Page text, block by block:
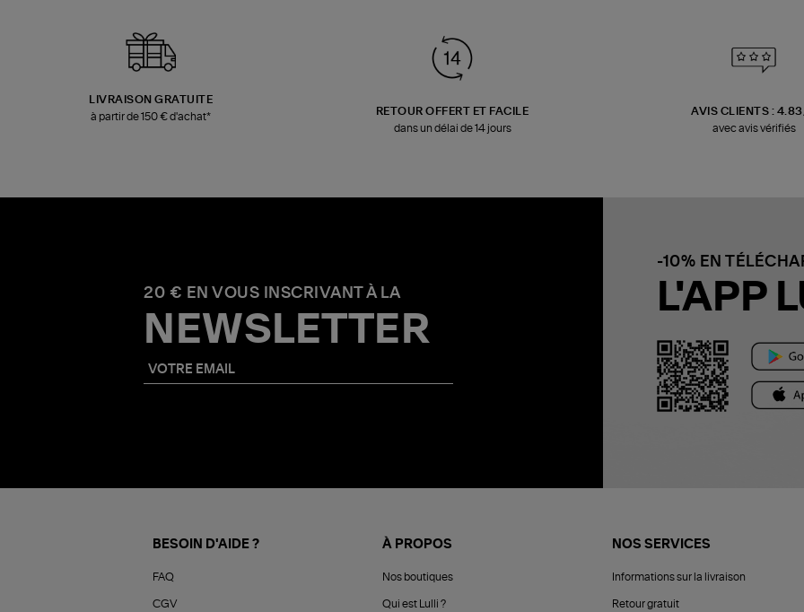
LIVRAISON GRATUITE
à partir de 150 € d'achat*
RETOUR OFFERT ET FACILE
dans un délai de 14 jours
AVIS CLIENTS :
avec avis vérifiés
20 € EN VOUS INSCRIVANT À LA
NEWSLETTER
-10% EN
L'APP
BESOIN D'AIDE ?
FAQ
CGV
À PROPOS
Nos boutiques
Qui est Lulli ?
NOS SERVICES
Informations sur la livraison
Retour gratuit